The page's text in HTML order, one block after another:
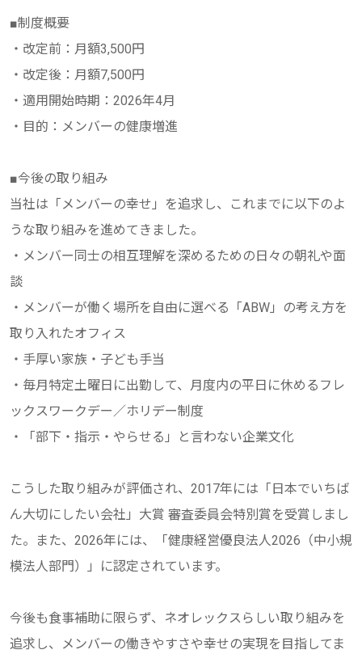
■制度概要
・改定前：月額3,500円
・改定後：月額7,500円
・適用開始時期：2026年4月
・目的：メンバーの健康増進
■今後の取り組み
当社は「メンバーの幸せ」を追求し、これまでに以下のよ
うな取り組みを進めてきました。
・メンバー同士の相互理解を深めるための日々の朝礼や面
談
・メンバーが働く場所を自由に選べる「ABW」の考え方を
取り入れたオフィス
・手厚い家族・子ども手当
・毎月特定土曜日に出勤して、月度内の平日に休めるフレ
ックスワークデー／ホリデー制度
・「部下・指示・やらせる」と言わない企業文化
こうした取り組みが評価され、2017年には「日本でいちば
ん大切にしたい会社」大賞 審査委員会特別賞を受賞しまし
た。また、2026年には、「健康経営優良法人2026（中小規
模法人部門）」に認定されています。
今後も食事補助に限らず、ネオレックスらしい取り組みを
追求し、メンバーの働きやすさや幸せの実現を目指してま